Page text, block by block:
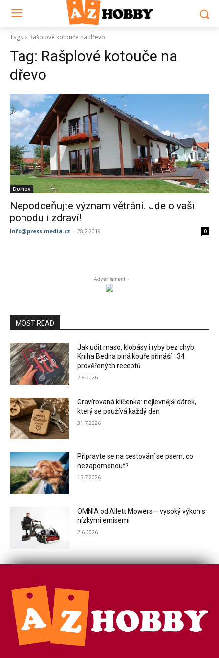
Tags Rašplové kotouče na dřevo
Tag: Rašplové kotouče na
dřevo
Domov
Nepodceňujte význam větrání. Jde o vaši
pohodu i zdraví!
info@press-media.cz - 28.2.2019 0
- Advertisment -
MOST READ
Jak udit maso, klobásy i ryby bez chyb:
Kniha Bedna plná kouře přináší 134
prověřených receptů
7.8.2026
Gravírovaná klíčenka: nejlevnější dárek,
který se používá každý den
31.7.2026
Připravte se na cestování se psem, co
nezapomenout?
15.7.2026
OMNIA od Allett Mowers – vysoký výkon s
nízkými emisemi
2.6.2026